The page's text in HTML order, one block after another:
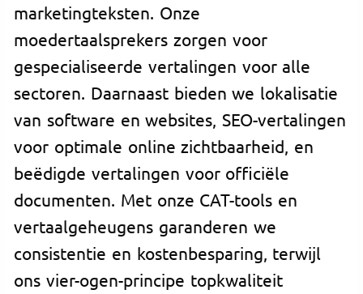
marketingteksten. Onze
moedertaalsprekers zorgen voor
gespecialiseerde vertalingen voor alle
sectoren. Daarnaast bieden we lokalisatie
van software en websites, SEO-vertalingen
voor optimale online zichtbaarheid, en
beëdigde vertalingen voor officiële
documenten. Met onze CAT-tools en
vertaalgeheugens garanderen we
consistentie en kostenbesparing, terwijl
ons vier-ogen-principe topkwaliteit